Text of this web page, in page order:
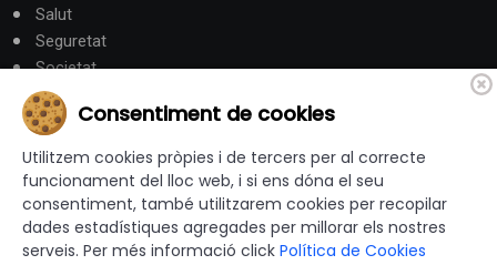
Salut
Seguretat
Societat
Turisme
Altres Canals
canalandorra.ad
Consentiment de cookies
Utilitzem cookies pròpies i de tercers per al correcte
funcionament del lloc web, i si ens dóna el seu
consentiment, també utilitzarem cookies per recopilar
dades estadístiques agregades per millorar els nostres
serveis. Per més informació click Política de Cookies